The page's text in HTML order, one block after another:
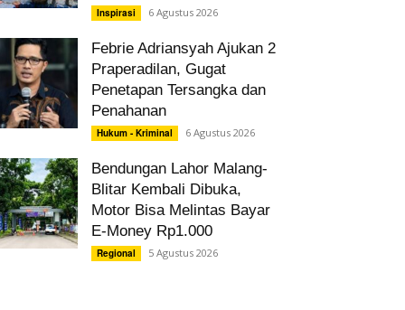
Inspirasi 6 Agustus 2026
Febrie Adriansyah Ajukan 2
Praperadilan, Gugat
Penetapan Tersangka dan
Penahanan
Hukum - Kriminal 6 Agustus 2026
Bendungan Lahor Malang-
Blitar Kembali Dibuka,
Motor Bisa Melintas Bayar
E-Money Rp1.000
Regional 5 Agustus 2026